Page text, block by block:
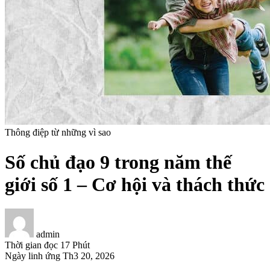
Thông điệp từ những vì sao
Số chủ đạo 9 trong năm thế
giới số 1 – Cơ hội và thách thức
admin
Thời gian đọc 17 Phút
Ngày linh ứng Th3 20, 2026